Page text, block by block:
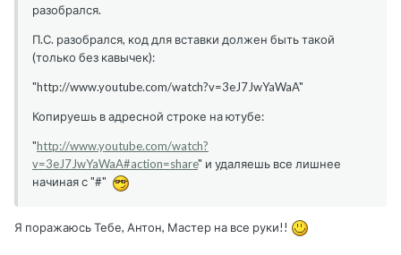
разобрался.
П.С. разобрался, код для вставки должен быть такой
(только без кавычек):
"http://www.youtube.com/watch?v=3eJ7JwYaWaA"
Копируешь в адресной строке на ютубе:
"http://www.youtube.com/watch?
v=3eJ7JwYaWaA#action=share" и удаляешь все лишнее
начиная с "#"
Я поражаюсь Тебе, Антон, Мастер на все руки!!